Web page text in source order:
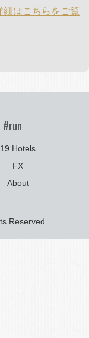
細はこちらをご覧
#run
19 Hotels
FX
About
Reserved.